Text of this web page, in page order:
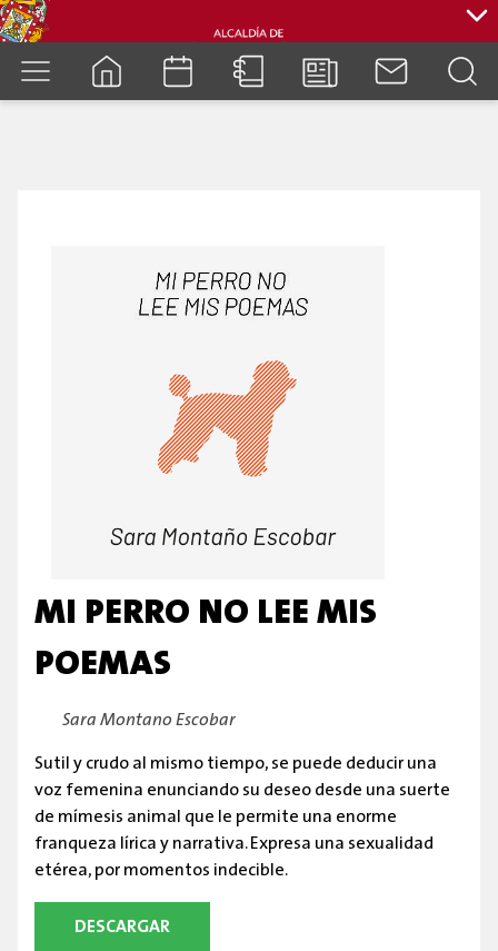
MI PERRO NO LEE MIS
POEMAS
Sara Montano Escobar
Sutil y crudo al mismo tiempo, se puede deducir una
voz femenina enunciando su deseo desde una suerte
de mímesis animal que le permite una enorme
franqueza lírica y narrativa. Expresa una sexualidad
etérea, por momentos indecible.
DESCARGAR